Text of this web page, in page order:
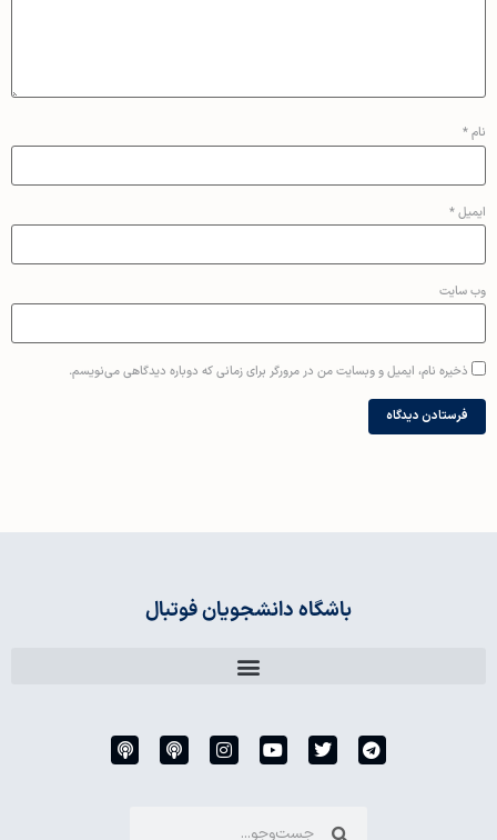
نام*
ایمیل*
وب‌ سایت
ذخیره نام، ایمیل و وبسایت من در مرورگر برای زمانی که دوباره دیدگاهی می‌نویسم.
باشگاه دانشجویان فوتبال